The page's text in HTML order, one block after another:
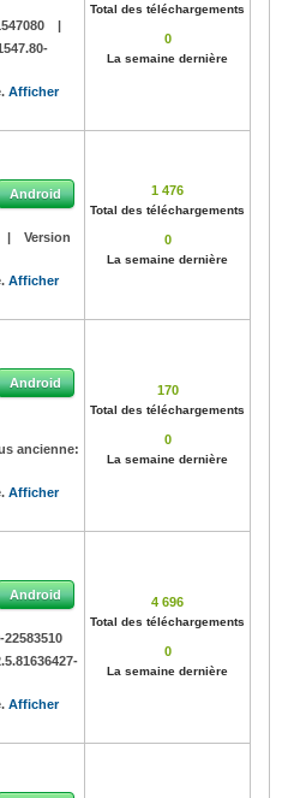
|
Afficher
Total des téléchargements
0
La semaine dernière
Android
|
Version
Afficher
1 476
Total des téléchargements
0
La semaine dernière
Android
ancienne:
Afficher
170
Total des téléchargements
0
La semaine dernière
Android
22583510
Afficher
4 696
Total des téléchargements
0
La semaine dernière